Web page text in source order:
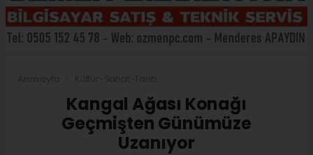
Kangal Ağası Konağı
Geçmişten Günümüze
Uzanıyor